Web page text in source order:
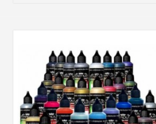
Do zabarwiania,
używane sąfarby
kolory
barwników sztuk
one dzięki
naturalnym,